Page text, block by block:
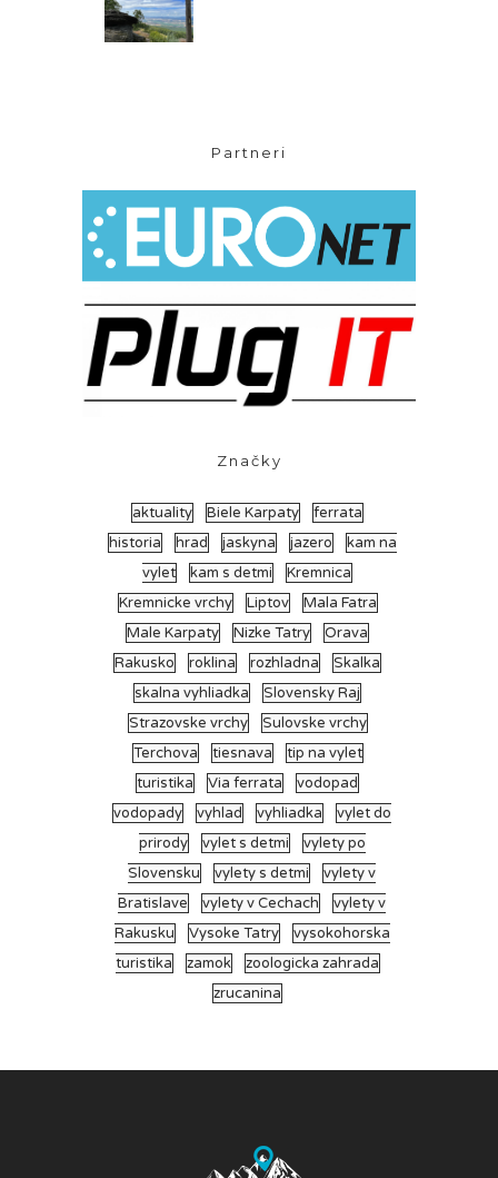
Partneri
Značky
aktuality Biele Karpaty
ferrata
historia
hrad jaskyna jazero
kam na
vylet
kam s detmi
Kremnica
Kremnicke vrchy
Liptov
Mala Fatra
Male Karpaty
Nizke Tatry
Orava
Rakusko
roklina rozhladna
Skalka
skalna vyhliadka
Slovensky Raj
Strazovske vrchy
Sulovske vrchy
Terchova
tiesnava
tip na vylet
turistika
Via ferrata
vodopad
vodopady
vyhlad vyhliadka
vylet do
prirody
vylet s detmi
vylety po
Slovensku
vylety s detmi
vylety v
Bratislave
vylety v Cechach
vylety v
Rakusku
Vysoke Tatry
vysokohorska
turistika
zamok
zoologicka zahrada
zrucanina